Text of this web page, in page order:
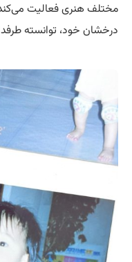
مختلف هنری فعالیت
درخشان خود، توانسته